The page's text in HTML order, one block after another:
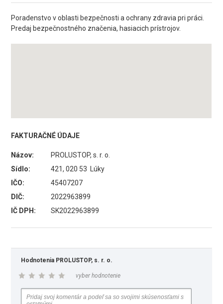
Poradenstvo v oblasti bezpečnosti a ochrany zdravia pri práci.
Predaj bezpečnostného značenia, hasiacich prístrojov.
FAKTURAČNÉ ÚDAJE
Názov:
PROLUSTOP, s. r. o.
Sídlo:
421, 020 53 Lúky
IČO:
45407207
DIČ:
2022963899
IČ DPH:
SK2022963899
Hodnotenia PROLUSTOP, s. r. o.
vyber hodnotenie